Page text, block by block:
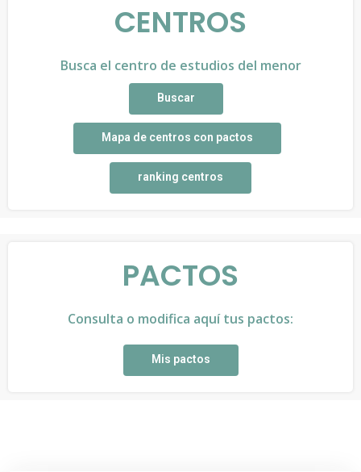
CENTROS
Busca el centro de estudios del menor
Buscar
Mapa de centros con pactos
ranking centros
PACTOS
Consulta o modifica aquí tus pactos:
Mis pactos